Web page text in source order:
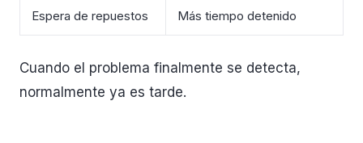
Espera de repuestos Más tiempo detenido
Cuando el problema finalmente se detecta,
normalmente ya es tarde.